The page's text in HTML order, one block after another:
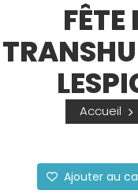
FÊTE
Accueil
Ajouter au